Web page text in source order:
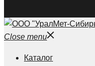
Close menu
Каталог